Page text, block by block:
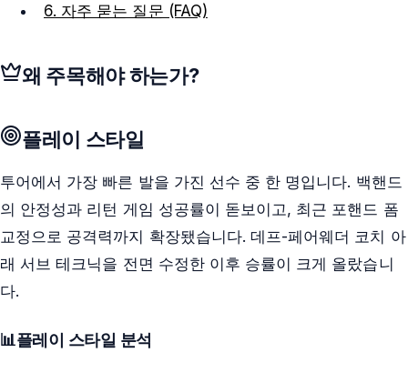
6. 자주 묻는 질문 (FAQ)
왜 주목해야 하는가?
플레이 스타일
투어에서 가장 빠른 발을 가진 선수 중 한 명입니다. 백핸드
의 안정성과 리턴 게임 성공률이 돋보이고, 최근 포핸드 폼
교정으로 공격력까지 확장됐습니다. 데프-페어웨더 코치 아
래 서브 테크닉을 전면 수정한 이후 승률이 크게 올랐습니
다.
📊플레이 스타일 분석